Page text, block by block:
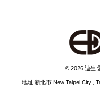
© 2026 迪生
地址:新北市 New Taipei City ,